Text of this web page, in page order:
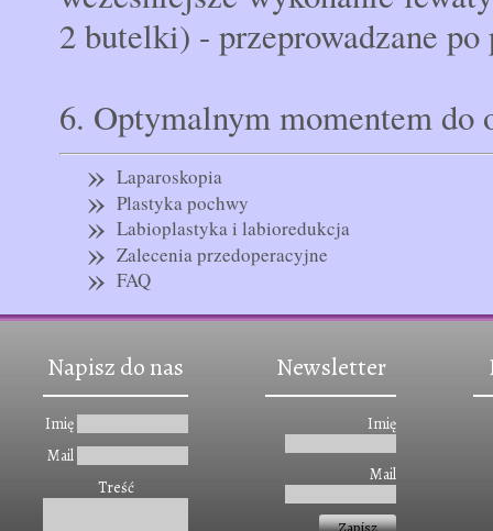
2 butelki) - przeprowadzane
6. Optymalnym momentem do
» Laparoskopia
» Plastyka pochwy
» Labioplastyka i labioredukcja
» Zalecenia przedoperacyjne
» FAQ
Napisz do nas
Imię
Mail
Treść
Newsletter
Imię
Mail